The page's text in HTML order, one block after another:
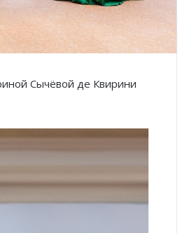
Сычёвой де Квирини